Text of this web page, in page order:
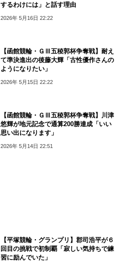
するわけには」と話す理由
2026年 5月16日 22:22
【函館競輪・ＧⅢ五稜郭杯争奪戦】耐え
て準決進出の後藤大輝「古性優作さんの
ようになりたい」
2026年 5月15日 22:22
【函館競輪・ＧⅢ五稜郭杯争奪戦】川津
悠輝が地元記念で通算200勝達成「いい
思い出になります」
2026年 5月14日 22:51
【平塚競輪・グランプリ】郡司浩平が６
回目の挑戦で初制覇「寂しい気持ちで練
習に励んでいた」